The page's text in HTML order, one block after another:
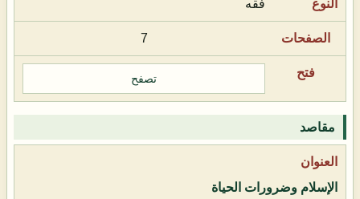
فقه
7
تصفح
مقاصد
الإسلام وضرورات الحياة